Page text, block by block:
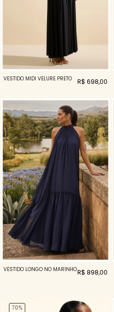
VESTIDO MIDI VELURE PRETO R$ 698,00
VESTIDO LONGO NÓ MARINHOR$ 898,00
70%